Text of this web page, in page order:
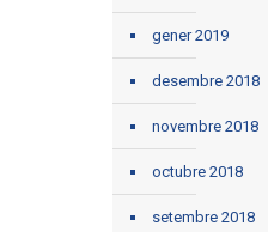
gener 2019
desembre 2018
novembre 2018
octubre 2018
setembre 2018